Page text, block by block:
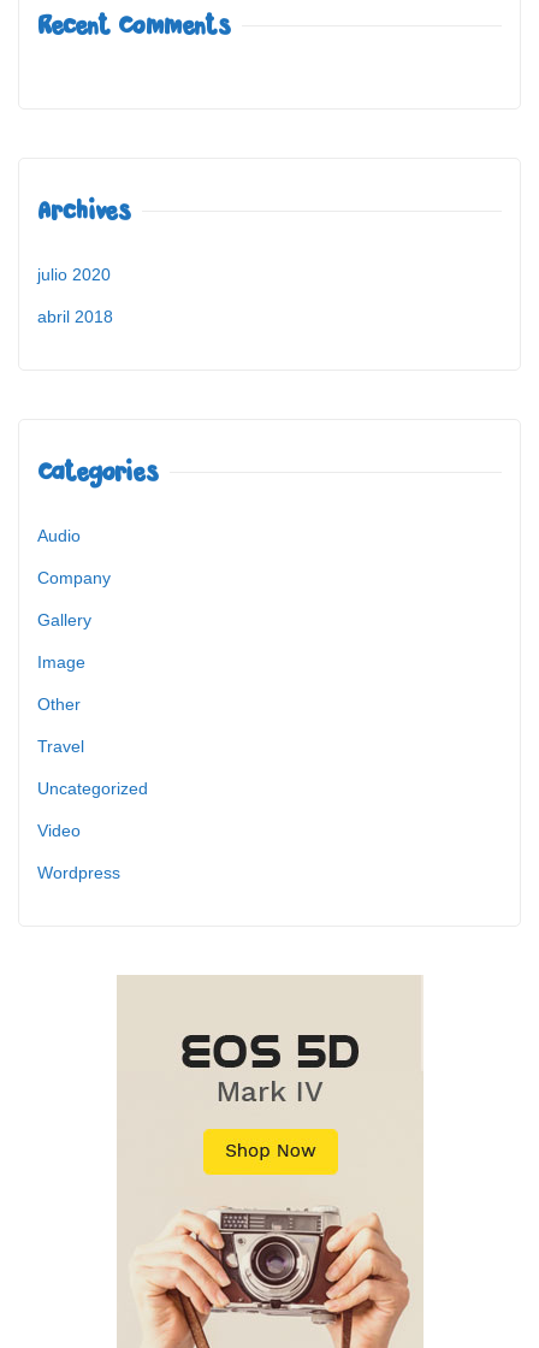
Recent Comments
Archives
julio 2020
abril 2018
Categories
Audio
Company
Gallery
Image
Other
Travel
Uncategorized
Video
Wordpress